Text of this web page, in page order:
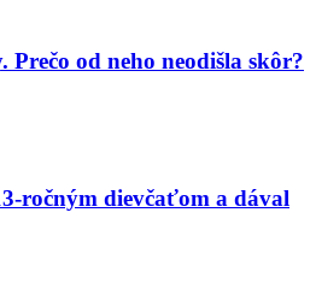
Prečo od neho neodišla skôr?
ročným dievčaťom a dával